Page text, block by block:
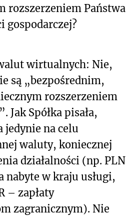
rozszerzeniem Państwa
gospodarczej?
wirtualnych: Nie,
są „bezpośrednim,
rozszerzeniem
Jak Spółka pisała,
jedynie na celu
waluty, koniecznej
działalności (np. PLN
nabyte w kraju usługi,
– zapłaty
zagranicznym). Nie